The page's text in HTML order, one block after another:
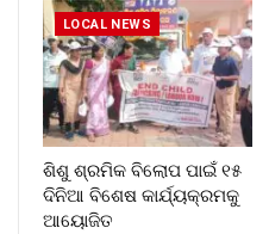
LOCAL NEWS
ଶିଶୁ ଶ୍ରମିକ ବିଲୋପ ପାଇଁ ୧୫
ଦିନିଆ ବିଶେଷ କାର୍ଯ୍ୟକ୍ରମକୁ
ଆୟୋଜିତ